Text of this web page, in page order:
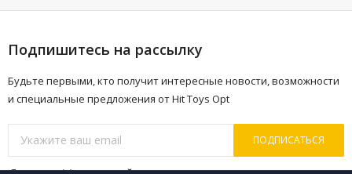
Подпишитесь на рассылку
Будьте первыми, кто получит интересные новости, возможности
и специальные предложения от Hit Toys Opt
ПОДПИСАТЬСЯ